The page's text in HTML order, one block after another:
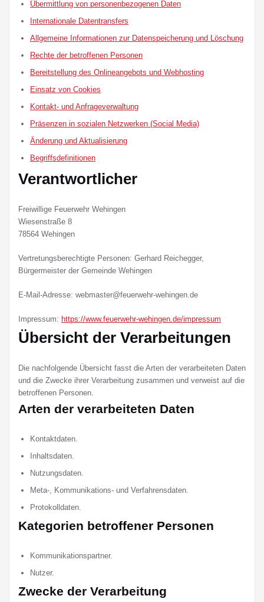
Übermittlung von personenbezogenen Daten
Internationale Datentransfers
Allgemeine Informationen zur Datenspeicherung und Löschung
Rechte der betroffenen Personen
Bereitstellung des Onlineangebots und Webhosting
Einsatz von Cookies
Kontakt- und Anfrageverwaltung
Präsenzen in sozialen Netzwerken (Social Media)
Änderung und Aktualisierung
Begriffsdefinitionen
Verantwortlicher
Freiwillige Feuerwehr Wehingen
Wiesenstraße 8
78564 Wehingen
Vertretungsberechtigte Personen: Gerhard Reichegger,
Bürgermeister der Gemeinde Wehingen
E-Mail-Adresse: webmaster@feuerwehr-wehingen.de
Impressum: https://www.feuerwehr-wehingen.de/impressum
Übersicht der Verarbeitungen
Die nachfolgende Übersicht fasst die Arten der verarbeiteten Daten
und die Zwecke ihrer Verarbeitung zusammen und verweist auf die
betroffenen Personen.
Arten der verarbeiteten Daten
Kontaktdaten.
Inhaltsdaten.
Nutzungsdaten.
Meta-, Kommunikations- und Verfahrensdaten.
Protokolldaten.
Kategorien betroffener Personen
Kommunikationspartner.
Nutzer.
Zwecke der Verarbeitung